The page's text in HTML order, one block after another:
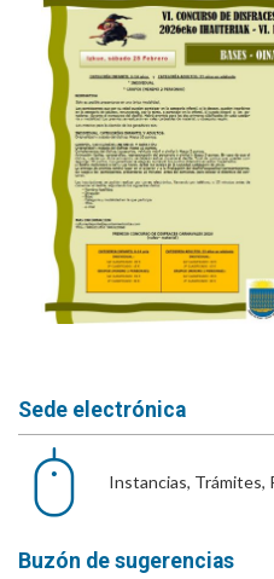
Sede electrónica
Instancias,
Buzón de sugerencias